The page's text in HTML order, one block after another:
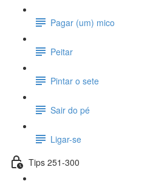
Pagar (um) mico
Peitar
Pintar o sete
Sair do pé
Ligar-se
Tips 251-300